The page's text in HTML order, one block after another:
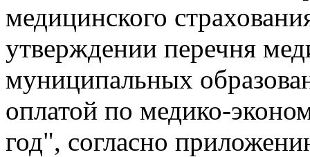
медицинского
утверждении перечня
муниципальных
оплатой по медико-
год", согласно